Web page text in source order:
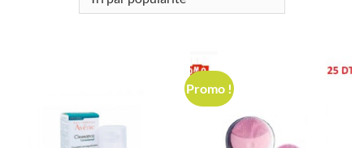
Promo !